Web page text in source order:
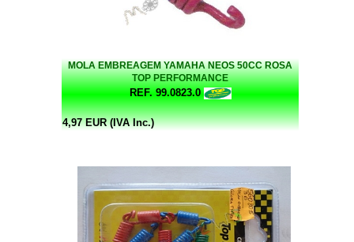
MOLA EMBREAGEM YAMAHA NEOS 50CC ROSA
TOP PERFORMANCE
REF. 99.0823.0
4,97 EUR (IVA Inc.)